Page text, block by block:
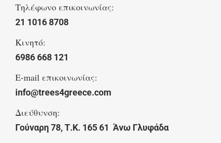
Τηλέφωνο επικοινωνίας:
21 1016 8708
Κινητό:
6986 668 121
E-mail επικοινωνίας:
info@trees4greece.com
Διεύθυνση:
Γούναρη 78, Τ.Κ. 165 61 Άνω Γλυφάδα